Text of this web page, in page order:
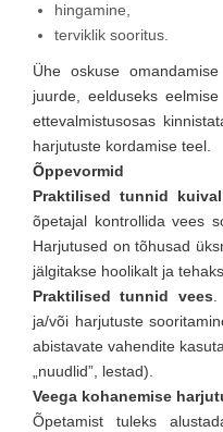
hingamine,
terviklik sooritus.
Ühe oskuse
juurde, eelduseks
ettevalmistusosas
harjutuste kordamise teel.
Õppevormid
Praktilised tunnid kuival
õpetajal kontrollida vees
Harjutused on tõhusad
jälgitakse hoolikalt ja
Praktilised tunnid vees
ja/või harjutuste
abistavate vahendite
„nuudlid”, lestad).
Veega kohanemise
Õpetamist tuleks